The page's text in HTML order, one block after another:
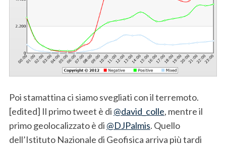
Poi stamattina ci siamo svegliati con il terremoto.
[edited] Il primo tweet è di @david_colle, mentre il
primo geolocalizzato è di @DJPalmis. Quello
dell’Istituto Nazionale di Geofisica arriva più tardi